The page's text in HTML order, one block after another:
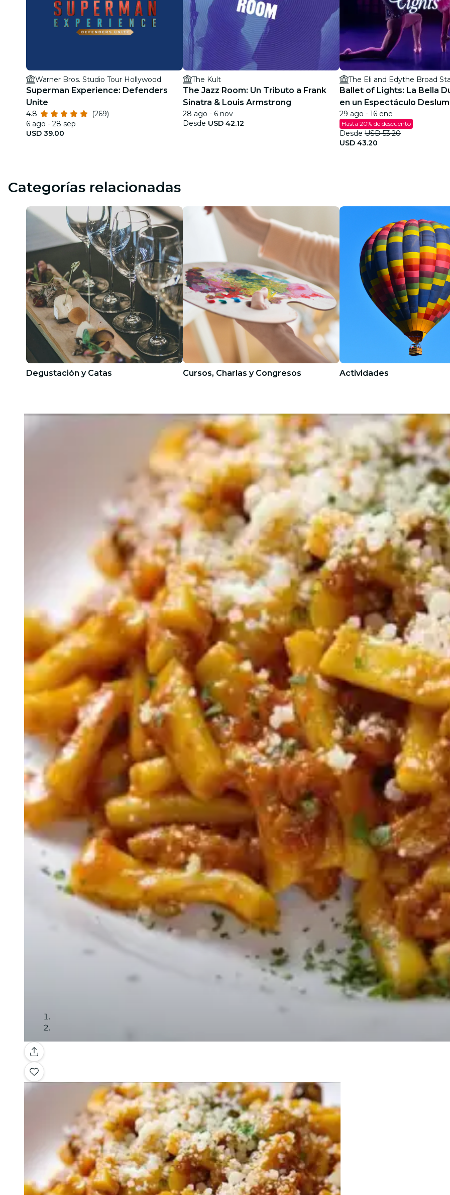
Warner Bros. Studio Tour Hollywood
Superman Experience: Defenders
Unite
4.8
(269)
6 ago - 28 sep
USD 39.00
The Kult
The Jazz Room: Un Tributo a Frank
Sinatra & Louis Armstrong
28 ago - 6 nov
Desde USD 42.12
The Eli and Edythe Broad
Ballet of Lights: La Bella
en un Espectáculo
29 ago - 16 ene
Hasta 20% de descuento
Desde USD 53.20
USD 43.20
Categorías relacionadas
Degustación y Catas Cursos, Charlas y Congresos Actividades
Galería